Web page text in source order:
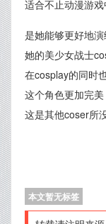
适合不止动漫游戏
是她能够更好地
她的美少女战士
在cosplay的同时
这个角色更加完
这是其他coser所
本文暂无标签